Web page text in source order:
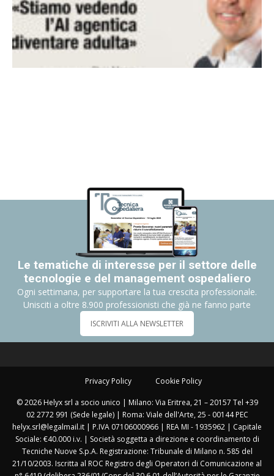
Le tematiche di interesse per il settore delle
tecnologie e del management ospedaliero
Ogni settimana, per supportare la tua crescita professionale.
Unisciti a oltre 8.900 professionisti che già ne fanno parte
ISCRIVITI ALLA NEWSLETTER
Privacy Policy Cookie Policy
© 2026 Helyx srl a socio unico | Milano: Via Eritrea, 21 – 20157 Tel +39
02 2772 991 (Sede legale) | Roma: Viale dell'Arte, 25 - 00144 PEC
helyx.srl@legalmail.it | P.IVA 07106000966 | REA MI - 1935962 | Capitale
Sociale: €40.000 i.v. | Società soggetta a direzione e coordinamento di
Tecniche Nuove S.p.A. Registrazione: Tribunale di Milano n. 585 del
21/10/2003. Iscritta al ROC Registro degli Operatori di Comunicazione al